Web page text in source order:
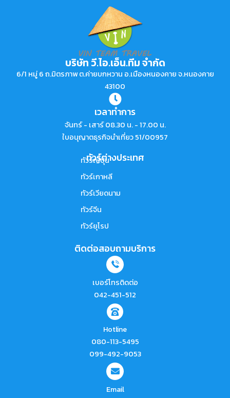
บริษัท วี.ไอ.เอ็น.ทีม จำกัด
6/1 หมู่ 6 ถ.มิตรภาพ ต.ค่ายบกหวาน อ.เมืองหนองคาย จ.หนองคาย
43100
เวลาทำการ
จันทร์ - เสาร์ 08.30 น. - 17.00 น.
ใบอนุญาตธุรกิจนำเที่ยว 51/00957
ทัวร์ต่างประเทศ
ทัวร์ญี่ปุ่น
ทัวร์เกาหลี
ทัวร์เวียดนาม
ทัวร์จีน
ทัวร์ยุโรป
ติดต่อสอบถามบริการ
เบอร์โทรติดต่อ
042-451-512
Hotline
080-113-5495
099-492-9053
Email